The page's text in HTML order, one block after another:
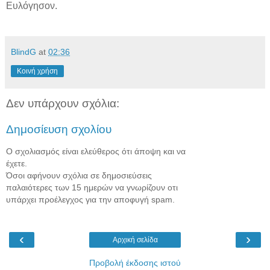
Ευλόγησον.
BlindG at 02:36
Κοινή χρήση
Δεν υπάρχουν σχόλια:
Δημοσίευση σχολίου
Ο σχολιασμός είναι ελεύθερος ότι άποψη και να
έχετε.
Όσοι αφήνουν σχόλια σε δημοσιεύσεις
παλαιότερες των 15 ημερών να γνωρίζουν οτι
υπάρχει προέλεγχος για την αποφυγή spam.
‹ ›
Αρχική σελίδα
Προβολή έκδοσης ιστού